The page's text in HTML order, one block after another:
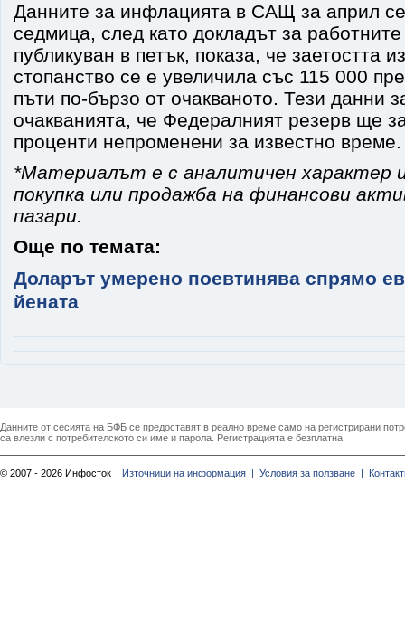
Данните за инфлацията в САЩ за април се
седмица, след като докладът за
публикуван в петък, показа, че заетостта
стопанство се е увеличила със 115 000
пъти по-бързо от очакваното. Тези данни
очакванията, че Федералният резерв ще
проценти непроменени за известно време.
*Материалът е с аналитичен характер
покупка или продажба на финансови
пазари.
Още по темата:
Доларът умерено поевтинява спрямо
йената
Данните от сесията на БФБ се предоставят в реално време само на регистрирани
са влезли с потребителското си име и парола. Регистрацията е безплатна.
© 2007 - 2026 Инфосток Източници на информация | Условия за ползване |